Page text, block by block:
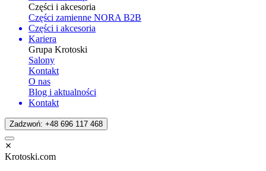
Części i akcesoria
Części zamienne NORA B2B
Części i akcesoria
Kariera
Grupa Krotoski
Salony
Kontakt
O nas
Blog i aktualności
Kontakt
Zadzwoń: +48 696 117 468
Krotoski.com